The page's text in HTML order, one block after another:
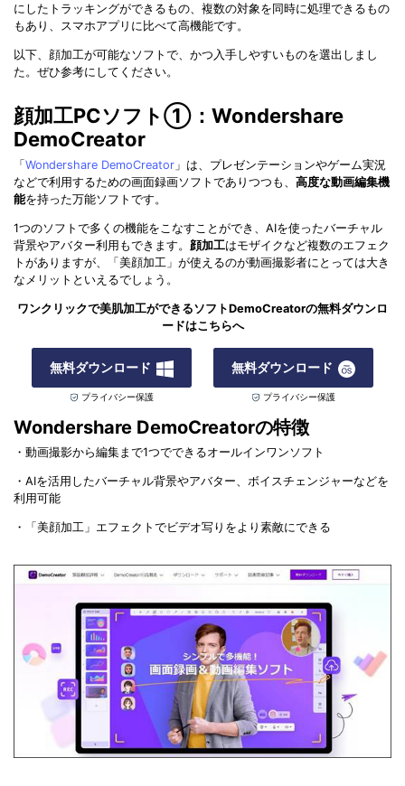
にしたトラッキングができるもの、複数の対象を同時に処理できるもの
もあり、スマホアプリに比べて高機能です。
以下、顔加工が可能なソフトで、かつ入手しやすいものを選出しまし
た。ぜひ参考にしてください。
顔加工PCソフト①：Wondershare
DemoCreator
「 Wondershare DemoCreator 」は、プレゼンテーションやゲーム実況
などで利用するための画面録画ソフトでありつつも、 高度な動画編集機
能を持った万能ソフトです。
1つのソフトで多くの機能をこなすことができ、AIを使ったバーチャル
背景やアバター利用もできます。 顔加工はモザイクなど複数のエフェク
トがありますが、「美顔加工」が使えるのが動画撮影者にとっては大き
なメリットといえるでしょう。
ワンクリックで美肌加工ができるソフトDemoCreatorの無料ダウンロ
ードはこちらへ
無料ダウンロード
プライバシー保護
無料ダウンロード
プライバシー保護
Wondershare DemoCreatorの特徴
・動画撮影から編集まで1つでできるオールインワンソフト
・AIを活用したバーチャル背景やアバター、ボイスチェンジャーなどを
利用可能
・「美顔加工」エフェクトでビデオ写りをより素敵にできる